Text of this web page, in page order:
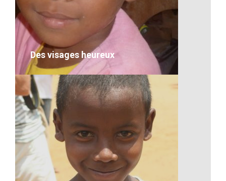
Un îlot de Madagascar
VOIR LE DÉTAIL
Des visages heureux